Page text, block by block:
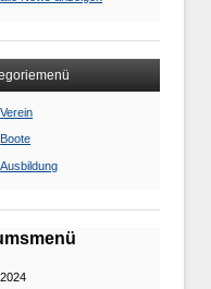
Verein
Boote
Ausbildung
2024